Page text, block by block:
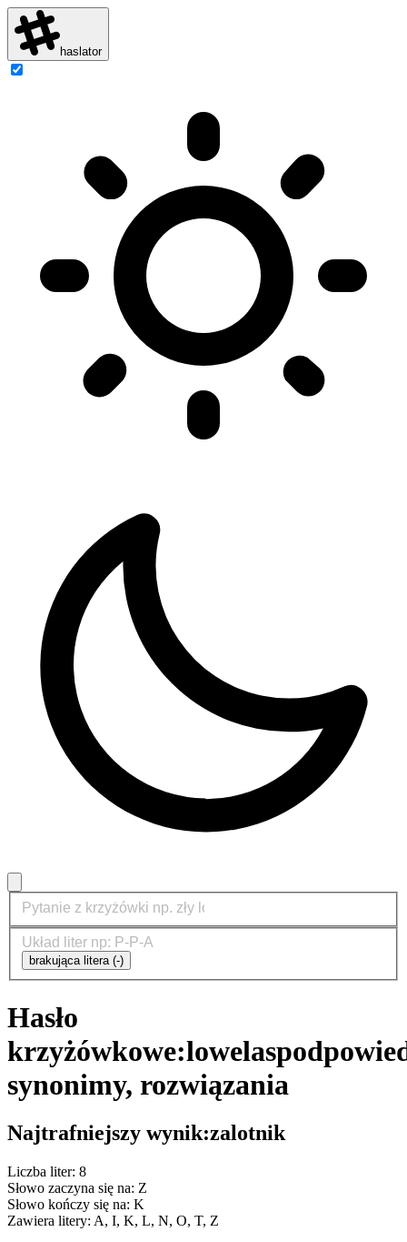
haslator
brakująca litera (-)
Hasło
krzyżówkowe:lowelas
synonimy, rozwiązania
Najtrafniejszy wynik:zalotnik
Liczba liter: 8
Słowo zaczyna się na: Z
Słowo kończy się na: K
Zawiera litery: A, I, K, L, N, O, T, Z